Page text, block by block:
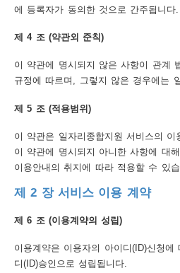
에 등록자가 동의한 것으로 간주됩니다.
제 4 조 (약관외 준칙)
이 약관에 명시되지 않은 사항이 관계
규정에 따르며, 그렇지 않은 경우에는
제 5 조 (적용범위)
이 약관은 일자리종합지원 서비스의 이
이 약관에 명시되지 아니한 사항에 대
이용안내의 취지에 따라 적용할 수 있습
제 2 장 서비스 이용 계약
제 6 조 (이용계약의 성립)
이용계약은 이용자의 아이디(ID)신청에
디(ID)승인으로 성립됩니다.
리
방
저
작
보
호
정
책
이
메